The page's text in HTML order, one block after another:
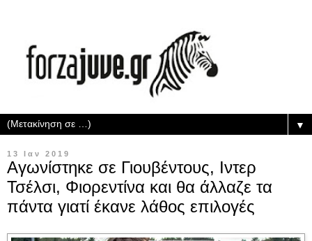
▼
13 Ιαν 2019
Αγωνίστηκε σε Γιουβέντους, Ιντερ
Τσέλσι, Φιορεντίνα και θα άλλαζε τα
πάντα γιατί έκανε λάθος επιλογές